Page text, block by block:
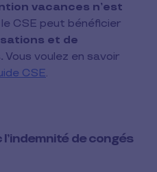
vacances n’est
le CSE peut bénéficier
et de
Vous voulez en savoir
CSE.
de congés